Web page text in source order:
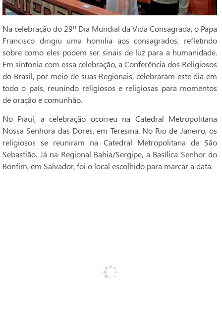
Na celebração do 29º Dia Mundial da Vida Consagrada, o Papa
Francisco dirigiu uma homilia aos consagrados, refletindo
sobre como eles podem ser sinais de luz para a humanidade.
Em sintonia com essa celebração, a Conferência dos Religiosos
do Brasil, por meio de suas Regionais, celebraram este dia em
todo o país, reunindo religiosos e religiosas para momentos
de oração e comunhão.
No Piauí, a celebração ocorreu na Catedral Metropolitana
Nossa Senhora das Dores, em Teresina. No Rio de Janeiro, os
religiosos se reuniram na Catedral Metropolitana de São
Sebastião. Já na Regional Bahia/Sergipe, a Basílica Senhor do
Bonfim, em Salvador, foi o local escolhido para marcar a data.